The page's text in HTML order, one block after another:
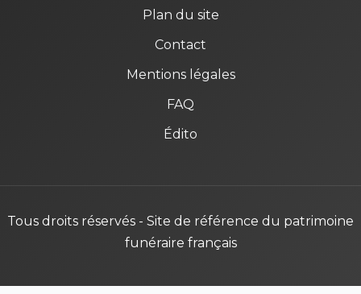
Plan du site
Contact
Mentions légales
FAQ
Édito
Tous droits réservés - Site de référence du patrimoine
funéraire français